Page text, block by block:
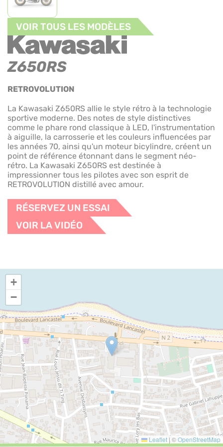
VOIR TOUS LES MODÈLES
Z650RS
RETROVOLUTION
La Kawasaki Z650RS allie le style rétro à la technologie
sportive moderne. Des notes de style distinctives
comme le phare rond classique à LED, l'instrumentation
à aiguille, la carrosserie et les couleurs influencées par
les années 70, ainsi qu'un moteur bicylindre, créent un
point de référence étonnant dans le segment néo-
rétro. La Kawasaki Z650RS est destinée à
impressionner tous les pilotes avec son esprit de
RETROVOLUTION distillé avec amour.
RÉSERVEZ UN ESSAI
VOIR LA VIDÉO
+
−
Leaflet | ©OpenStreetMap